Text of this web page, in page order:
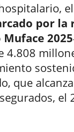
por la
4.808
que
el